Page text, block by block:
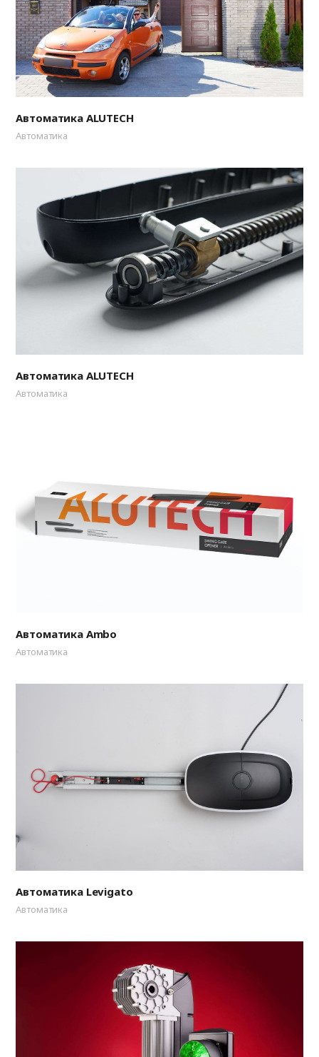
Автоматика ALUTECH
Автоматика
Автоматика ALUTECH
Автоматика
Автоматика Ambo
Автоматика
Автоматика Levigato
Автоматика